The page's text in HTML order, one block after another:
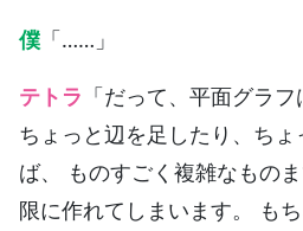
僕 「……」
テトラ 「だって、平面グラ
ちょっと辺を足したり、ち
ば、 ものすごく複雑なもの
限に作れてしまいます。 も